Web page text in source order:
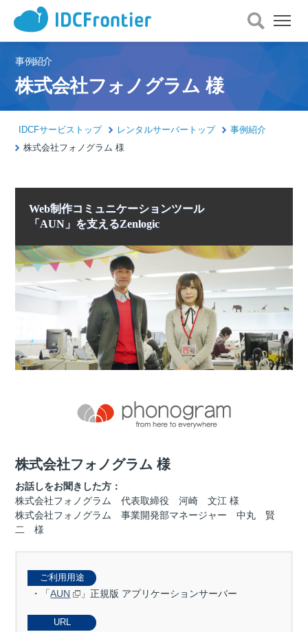
メ
ニ
ュ
開
事例紹介
株式会社フォノグラム 様
IDCFサービストップ レンタルサーバートップ
事例紹介
株式会社フォノグラム 様
Web制作コミュニケーションツール
「AUN」を支えるZenlogic
株式会社フォノグラム 様
お話しをお聞きした方：
株式会社フォノグラム 代表取締役 河崎 文江 様
株式会社フォノグラム 事業開発部マネージャー 中丸 賢
二 様
ご利用用途
「AUN 」正規版 アプリケーションサーバー
URL